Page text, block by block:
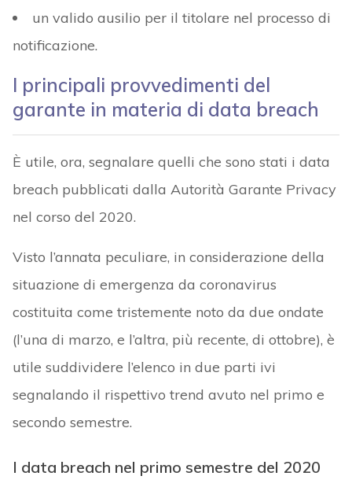
un valido ausilio per il titolare nel processo di
notificazione.
I principali provvedimenti del
garante in materia di data breach
È utile, ora, segnalare quelli che sono stati i data
breach pubblicati dalla Autorità Garante Privacy
nel corso del 2020.
Visto l’annata peculiare, in considerazione della
situazione di emergenza da coronavirus
costituita come tristemente noto da due ondate
(l’una di marzo, e l’altra, più recente, di ottobre), è
utile suddividere l’elenco in due parti ivi
segnalando il rispettivo trend avuto nel primo e
secondo semestre.
I data breach nel primo semestre del 2020